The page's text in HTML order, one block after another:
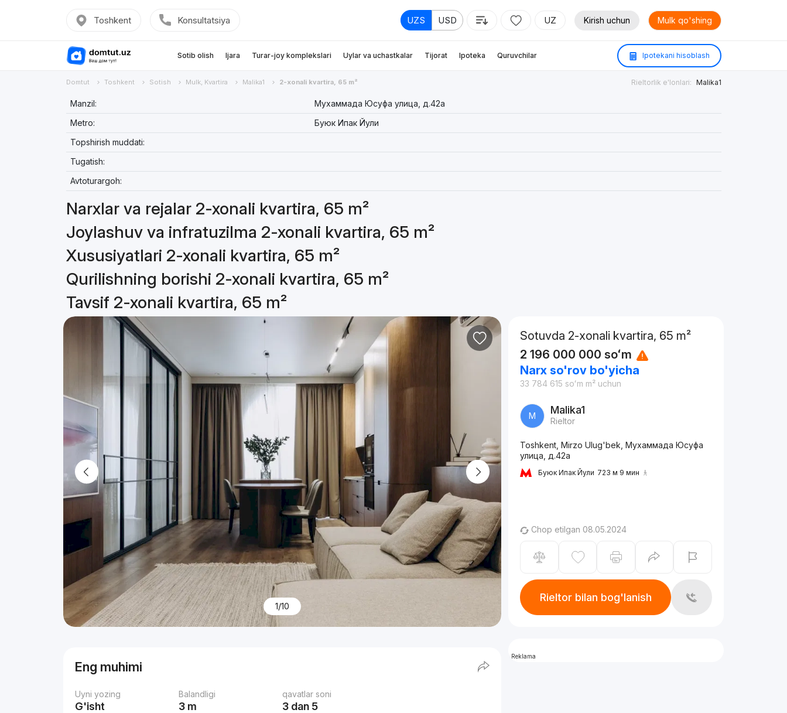
Toshkent Konsultatsiya UZS USD UZ Kirish uchun Mulk qo'shing
Sotib olish Ijara Turar-joy komplekslari Uylar va uchastkalar Tijorat Ipoteka Quruvchilar Ipotekani hisoblash
Domtut Toshkent Sotish Mulk, Kvartira Malika1 2-xonali kvartira, 65 m² Rieltorlik e'lonlari: Malika1
Manzil:
Мухаммада Юсуфа улица, д.42а
Metro:
Буюк Ипак Йули
Topshirish muddati:
Tugatish:
Avtoturargoh:
Narxlar va rejalar 2-xonali kvartira, 65 m²
Joylashuv va infratuzilma 2-xonali kvartira, 65 m²
Xususiyatlari 2-xonali kvartira, 65 m²
Qurilishning borishi 2-xonali kvartira, 65 m²
Tavsif 2-xonali kvartira, 65 m²
1/10
Eng muhimi
Uyni yozing
G'isht
Balandligi
3 m
qavatlar soni
3 dan 5
Sotuvda 2-xonali kvartira, 65 m²
2 196 000 000 soʻm
Narx so'rov bo'yicha
33 784 615 soʻm m² uchun
M Malika1
Rieltor
Toshkent, Mirzo Ulug'bek, Мухаммада Юсуфа
улица, д.42а
Буюк Ипак Йули 723 м 9 мин
Chop etilgan 08.05.2024
Rieltor bilan bog'lanish
Reklama